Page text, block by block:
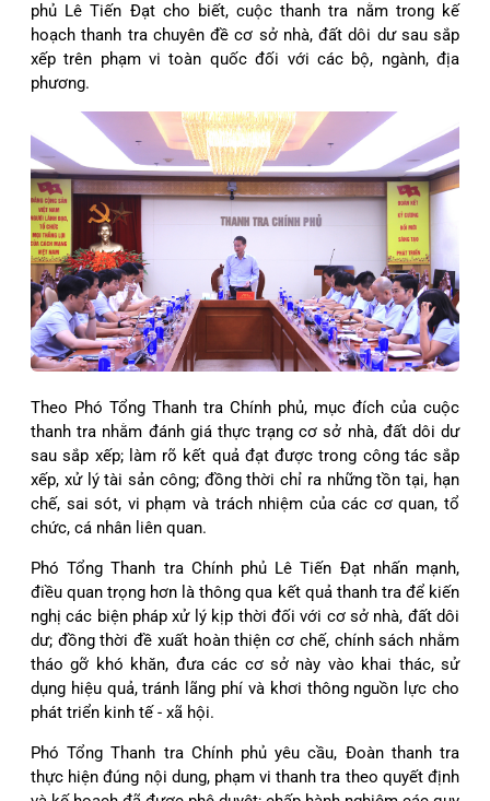
phủ Lê Tiến Đạt cho biết, cuộc thanh tra nằm trong kế
hoạch thanh tra chuyên đề cơ sở nhà, đất dôi dư sau sắp
xếp trên phạm vi toàn quốc đối với các bộ, ngành, địa
phương.
Theo Phó Tổng Thanh tra Chính phủ, mục đích của cuộc
thanh tra nhằm đánh giá thực trạng cơ sở nhà, đất dôi dư
sau sắp xếp; làm rõ kết quả đạt được trong công tác sắp
xếp, xử lý tài sản công; đồng thời chỉ ra những tồn tại, hạn
chế, sai sót, vi phạm và trách nhiệm của các cơ quan, tổ
chức, cá nhân liên quan.
Phó Tổng Thanh tra Chính phủ Lê Tiến Đạt nhấn mạnh,
điều quan trọng hơn là thông qua kết quả thanh tra để kiến
nghị các biện pháp xử lý kịp thời đối với cơ sở nhà, đất dôi
dư; đồng thời đề xuất hoàn thiện cơ chế, chính sách nhằm
tháo gỡ khó khăn, đưa các cơ sở này vào khai thác, sử
dụng hiệu quả, tránh lãng phí và khơi thông nguồn lực cho
phát triển kinh tế - xã hội.
Phó Tổng Thanh tra Chính phủ yêu cầu, Đoàn thanh tra
thực hiện đúng nội dung, phạm vi thanh tra theo quyết định